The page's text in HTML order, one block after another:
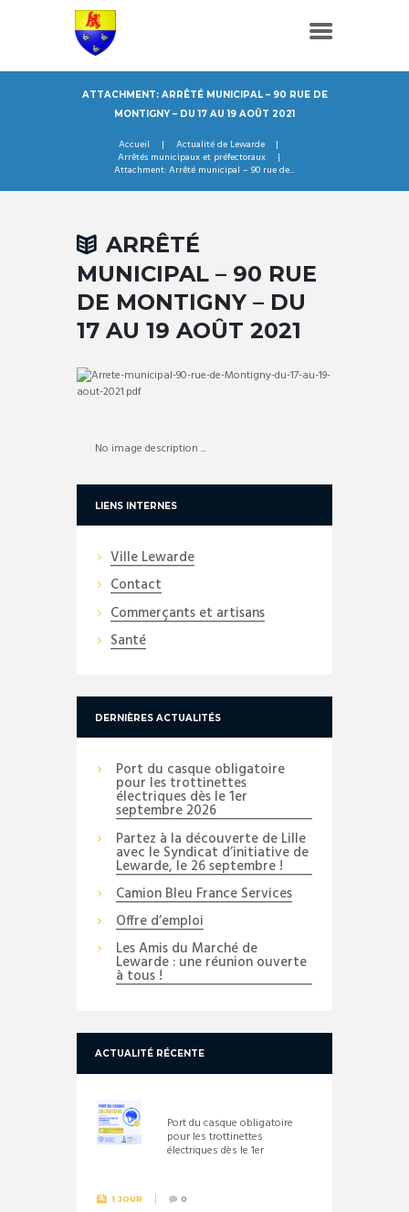
ATTACHMENT: ARRÊTÉ MUNICIPAL – 90 RUE DE
MONTIGNY – DU 17 AU 19 AOÛT 2021
Accueil
Actualité de Lewarde
Arrêtés municipaux et préfectoraux
Attachment: Arrêté municipal – 90 rue de...
ARRÊTÉ
MUNICIPAL – 90 RUE
DE MONTIGNY – DU
17 AU 19 AOÛT 2021
No image description ...
LIENS INTERNES
Ville Lewarde
Contact
Commerçants et artisans
Santé
DERNIÈRES ACTUALITÉS
Port du casque obligatoire
pour les trottinettes
électriques dès le 1er
septembre 2026
Partez à la découverte de Lille
avec le Syndicat d’initiative de
Lewarde, le 26 septembre !
Camion Bleu France Services
Offre d’emploi
Les Amis du Marché de
Lewarde : une réunion ouverte
à tous !
ACTUALITÉ RÉCENTE
Port du casque obligatoire
pour les trottinettes
électriques dès le 1er
1 JOUR 0